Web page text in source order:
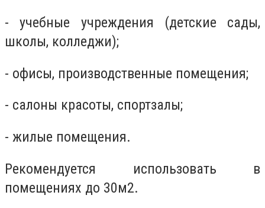
- учебные учреждения (детские сады,
школы, колледжи);
- офисы, производственные помещения;
- салоны красоты, спортзалы;
- жилые помещения.
Рекомендуется использовать в
помещениях до 30м2.